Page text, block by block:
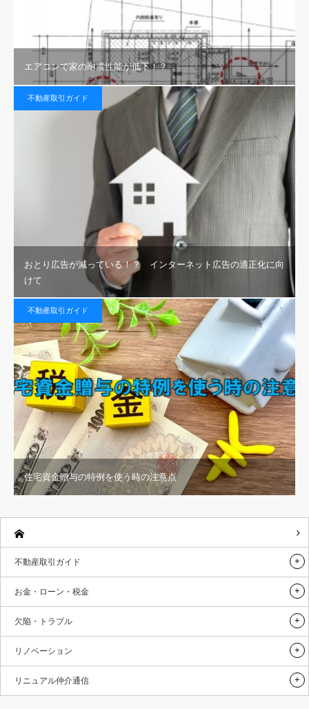
エアコンで家の耐震性能が低下！？
不動産取引ガイド
おとり広告が減っている！？ インターネット広告の適正化に向
けて
不動産取引ガイド
住宅資金贈与の特例を使う時の注意点
不動産取引ガイド
お金・ローン・税金
欠陥・トラブル
リノベーション
リニュアル仲介通信